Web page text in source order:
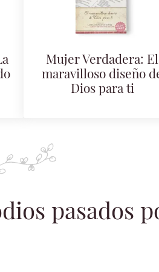
Mujer Verdadera: El
maravilloso diseño
Dios para ti
pasados